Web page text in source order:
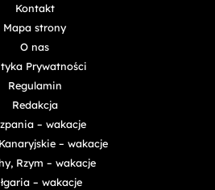
Kontakt
Mapa strony
O nas
Prywatności
Regulamin
Redakcja
– wakacje
– wakacje
Rzym – wakacje
– wakacje